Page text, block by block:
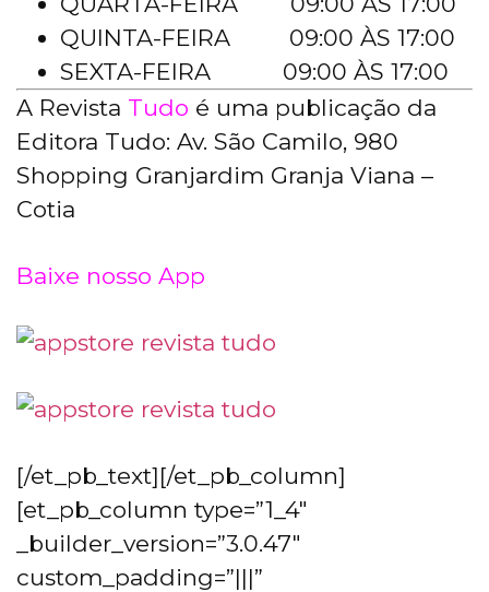
QUINTA-FEIRA 09:00 ÀS 17:00
SEXTA-FEIRA 09:00 ÀS 17:00
A Revista Tudo é uma publicação da
Editora Tudo: Av. São Camilo, 980
Shopping Granjardim Granja Viana –
Cotia
Baixe nosso App
[/et_pb_text][/et_pb_column]
[et_pb_column type=”1_4″
_builder_version=”3.0.47″
custom_padding=”|||”